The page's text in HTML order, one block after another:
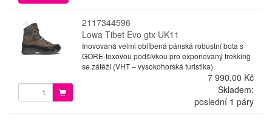
2117344596
Lowa Tibet Evo gtx UK11
Inovovaná velmi oblíbená pánská robustní bota s
GORE-texovou podšívkou pro exponovaný trekking
se zátěží (VHT – vysokohorská turistika)
7 990,00 Kč
Skladem:
poslední 1 páry